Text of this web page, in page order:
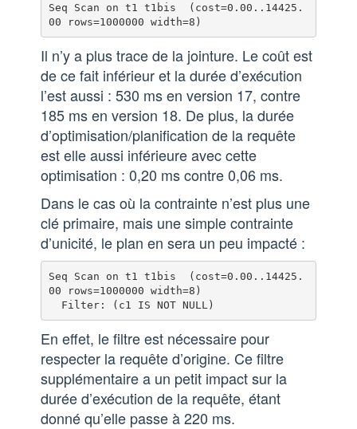
Seq Scan on t1 t1bis  (cost=0.00..14425.
Il n’y a plus trace de la jointure. Le coût est
de ce fait inférieur et la durée d’exécution
l’est aussi : 530 ms en version 17, contre
185 ms en version 18. De plus, la durée
d’optimisation/planification de la requête
est elle aussi inférieure avec cette
optimisation : 0,20 ms contre 0,06 ms.
Dans le cas où la contrainte n’est plus une
clé primaire, mais une simple contrainte
d’unicité, le plan en sera un peu impacté :
Seq Scan on t1 t1bis  (cost=0.00..14425.
00 rows=1000000 width=8)
En effet, le filtre est nécessaire pour
respecter la requête d’origine. Ce filtre
supplémentaire a un petit impact sur la
durée d’exécution de la requête, étant
donné qu’elle passe à 220 ms.